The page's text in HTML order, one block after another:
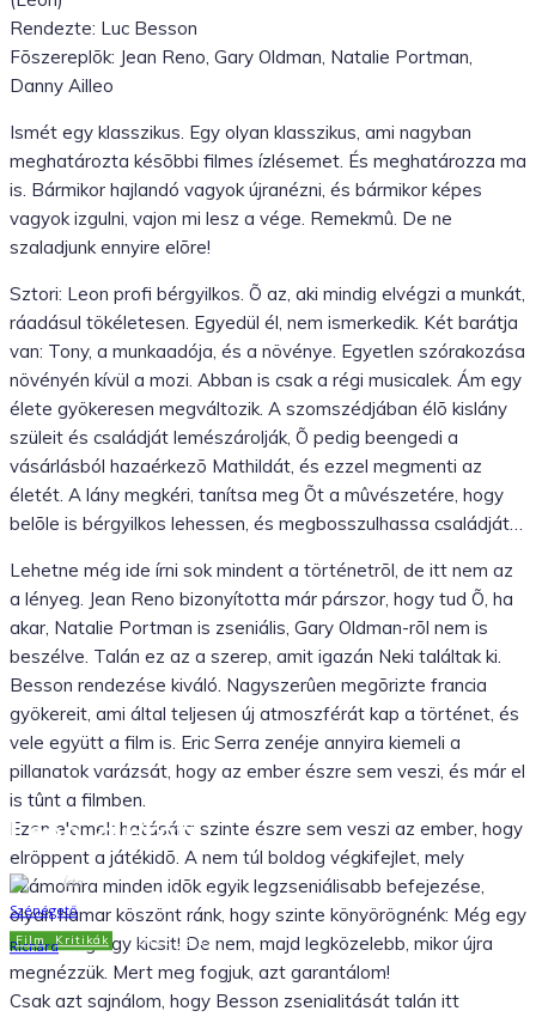
Leon, a Profi
Írta
Szénégető Richárd
Film Kritikák 2011.03.15.
Facebook X WhatsApp Tumblr
Rendezte: Luc Besson
Fõszereplõk: Jean Reno, Gary Oldman, Natalie Portman,
Danny Ailleo
Ismét egy klasszikus. Egy olyan klasszikus, ami nagyban
meghatározta késõbbi filmes ízlésemet. És meghatározza ma
is. Bármikor hajlandó vagyok újranézni, és bármikor képes
vagyok izgulni, vajon mi lesz a vége. Remekmû. De ne
szaladjunk ennyire elõre!
Sztori: Leon profi bérgyilkos. Õ az, aki mindig elvégzi a munkát,
ráadásul tökéletesen. Egyedül él, nem ismerkedik. Két barátja
van: Tony, a munkaadója, és a növénye. Egyetlen szórakozása
növényén kívül a mozi. Abban is csak a régi musicalek. Ám egy
élete gyökeresen megváltozik. A szomszédjában élõ kislány
szüleit és családját lemészárolják, Õ pedig beengedi a
vásárlásból hazaérkezõ Mathildát, és ezzel megmenti az
életét. A lány megkéri, tanítsa meg Õt a mûvészetére, hogy
belõle is bérgyilkos lehessen, és megbosszulhassa családját…
Lehetne még ide írni sok mindent a történetrõl, de itt nem az
a lényeg. Jean Reno bizonyította már párszor, hogy tud Õ, ha
akar, Natalie Portman is zseniális, Gary Oldman-rõl nem is
beszélve. Talán ez az a szerep, amit igazán Neki találtak ki.
Besson rendezése kiváló. Nagyszerûen megõrizte francia
gyökereit, ami által teljesen új atmoszférát kap a történet, és
vele együtt a film is. Eric Serra zenéje annyira kiemeli a
pillanatok varázsát, hogy az ember észre sem veszi, és már el
is tûnt a filmben.
Ezen elemek hatására szinte észre sem veszi az ember, hogy
elröppent a játékidõ. A nem túl boldog végkifejlet, mely
számomra minden idõk egyik legzseniálisabb befejezése,
olyan hamar köszönt ránk, hogy szinte könyörögnénk: Még egy
kicsit! Még egy kicsit! De nem, majd legközelebb, mikor újra
megnézzük. Mert meg fogjuk, azt garantálom!
Csak azt sajnálom, hogy Besson zsenialitását talán itt